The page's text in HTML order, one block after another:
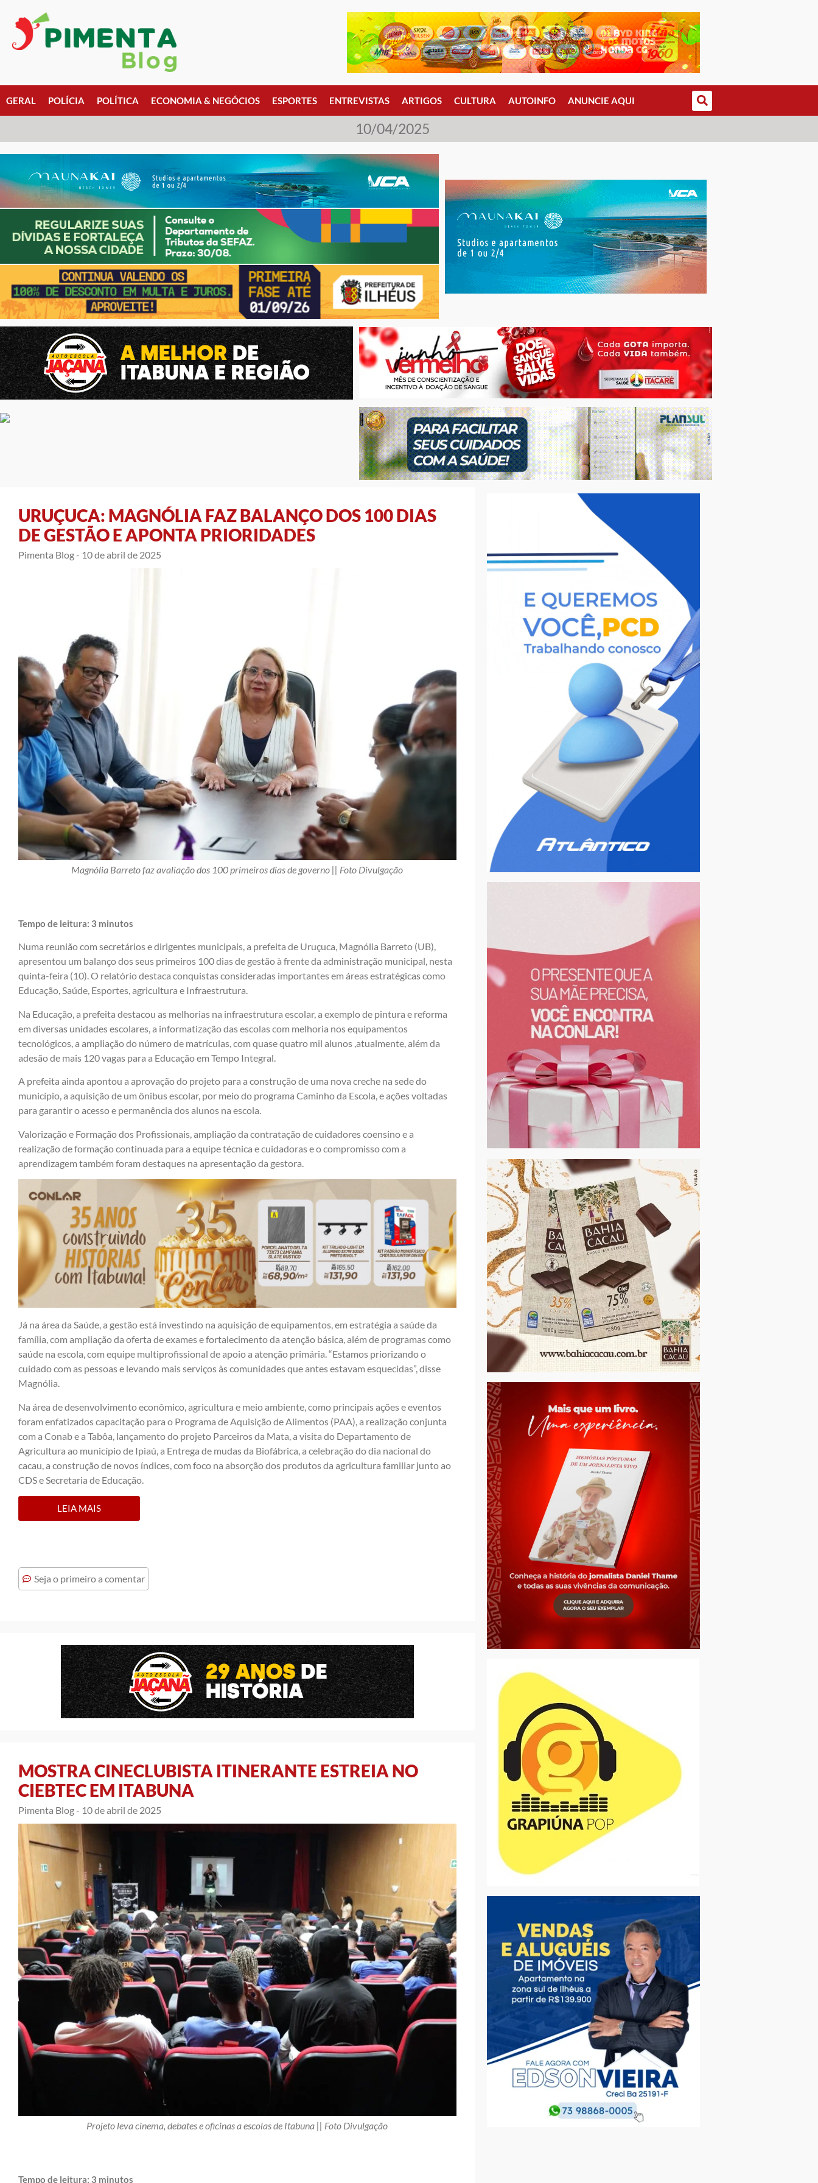
GERAL POLÍCIA POLÍTICA ECONOMIA & NEGÓCIOS ESPORTES ENTREVISTAS ARTIGOS CULTURA AUTOINFO ANUNCIE AQUI
10/04/2025
URUÇUCA: MAGNÓLIA FAZ BALANÇO DOS 100 DIAS
DE GESTÃO E APONTA PRIORIDADES
Pimenta Blog - 10 de abril de 2025
Magnólia Barreto faz avaliação dos 100 primeiros dias de governo || Foto Divulgação
Tempo de leitura: 3 minutos
Numa reunião com secretários e dirigentes municipais, a prefeita de Uruçuca, Magnólia Barreto (UB),
apresentou um balanço dos seus primeiros 100 dias de gestão à frente da administração municipal, nesta
quinta-feira (10). O relatório destaca conquistas consideradas importantes em áreas estratégicas como
Educação, Saúde, Esportes, agricultura e Infraestrutura.
Na Educação, a prefeita destacou as melhorias na infraestrutura escolar, a exemplo de pintura e reforma
em diversas unidades escolares, a informatização das escolas com melhoria nos equipamentos
tecnológicos, a ampliação do número de matrículas, com quase quatro mil alunos ,atualmente, além da
adesão de mais 120 vagas para a Educação em Tempo Integral.
A prefeita ainda apontou a aprovação do projeto para a construção de uma nova creche na sede do
município, a aquisição de um ônibus escolar, por meio do programa Caminho da Escola, e ações voltadas
para garantir o acesso e permanência dos alunos na escola.
Valorização e Formação dos Profissionais, ampliação da contratação de cuidadores coensino e a
realização de formação continuada para a equipe técnica e cuidadoras e o compromisso com a
aprendizagem também foram destaques na apresentação da gestora.
Já na área da Saúde, a gestão está investindo na aquisição de equipamentos, em estratégia a saúde da
família, com ampliação da oferta de exames e fortalecimento da atenção básica, além de programas como
saúde na escola, com equipe multiprofissional de apoio a atenção primária. “Estamos priorizando o
cuidado com as pessoas e levando mais serviços às comunidades que antes estavam esquecidas”, disse
Magnólia.
Na área de desenvolvimento econômico, agricultura e meio ambiente, como principais ações e eventos
foram enfatizados capacitação para o Programa de Aquisição de Alimentos (PAA), a realização conjunta
com a Conab e a Tabôa, lançamento do projeto Parceiros da Mata, a visita do Departamento de
Agricultura ao município de Ipiaú, a Entrega de mudas da Biofábrica, a celebração do dia nacional do
cacau, a construção de novos índices, com foco na absorção dos produtos da agricultura familiar junto ao
CDS e Secretaria de Educação.
LEIA MAIS
Seja o primeiro a comentar
MOSTRA CINECLUBISTA ITINERANTE ESTREIA NO
CIEBTEC EM ITABUNA
Pimenta Blog - 10 de abril de 2025
Projeto leva cinema, debates e oficinas a escolas de Itabuna || Foto Divulgação
Tempo de leitura: 3 minutos